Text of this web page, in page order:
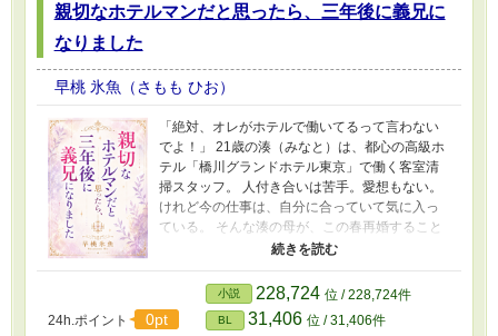
親切なホテルマンだと思ったら、三年後に義兄に
なりました
早桃 氷魚（さもも ひお）
「絶対、オレがホテルで働いてるって言わない
でよ！」 21歳の湊（みなと）は、都心の高級ホ
テル「橋川グランドホテル東京」で働く客室清
掃スタッフ。 人付き合いは苦手。愛想もない。
けれど今の仕事は、自分に合っていて気に入っ
ている。 そんな湊の母が、この春再婚すること
になった。 相手は橋川ホテルグループの会長
い義兄たちの存在に、湊は早くも頭を抱える。
清掃スタッフとして働いていることだけは、絶
対に知られたくない。 「バレたら、辞めさせら
24h.ポイント 0pt
小説 228,724 位 / 228,724件
BL 31,406 位 / 31,406件